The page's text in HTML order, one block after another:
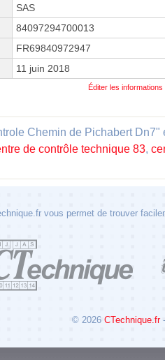
SAS
84097294700013
FR69840972947
11 juin 2018
Éditer les
Chemin de Pichabert
de contrôle technique 83,
vous permet de trouver
© 2026 CTechnique.fr -